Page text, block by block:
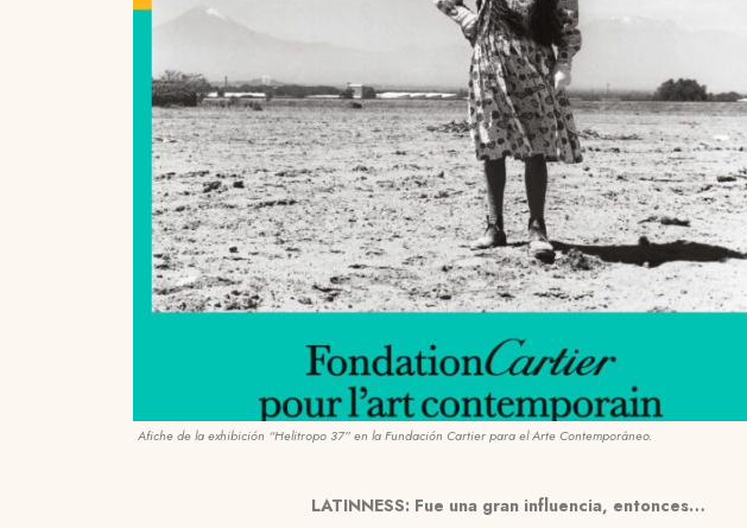
Afiche de la exhibición “Helitropo 37” en la Fundación Cartier para el Arte Contemporáneo.
LATINNESS: Fue una gran influencia, entonces…